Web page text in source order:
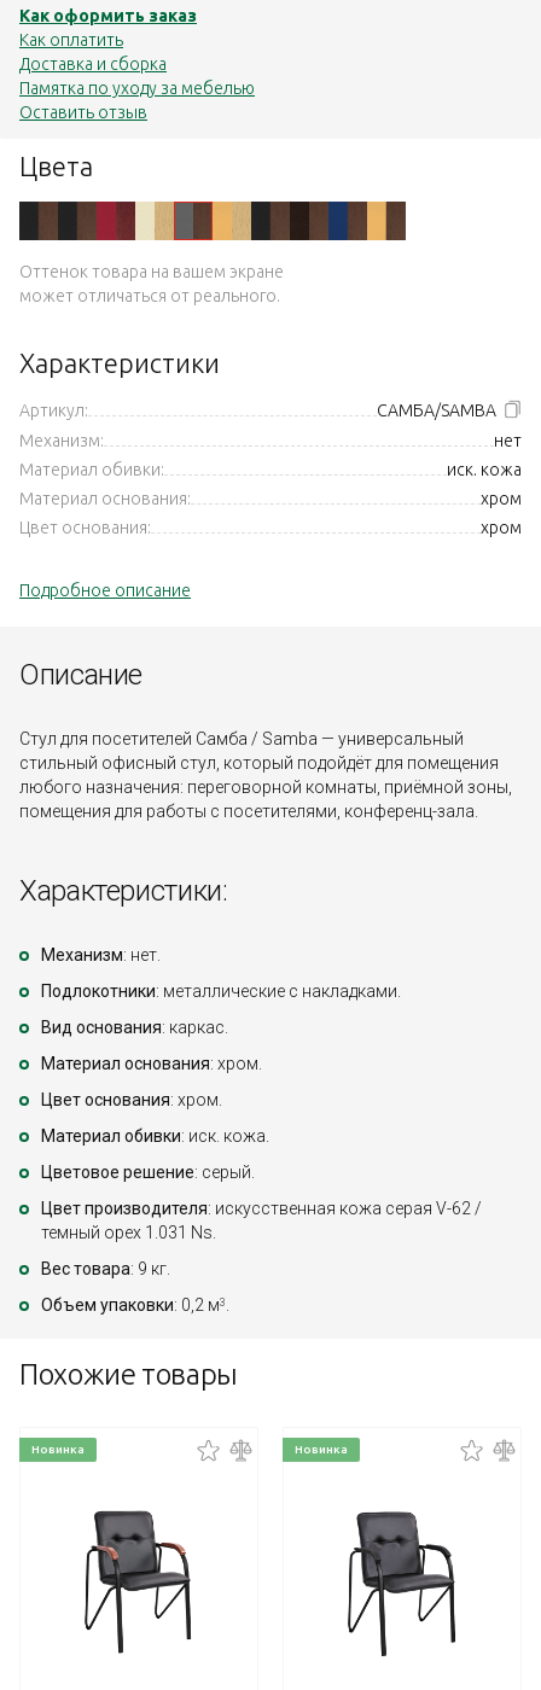
Цвета
Оттенок товара на вашем экране
может отличаться от реального.
Характеристики
Артикул:
САМБА/SAMBA
Механизм:
нет
Материал обивки:
иск. кожа
Материал основания:
хром
Цвет основания:
хром
Подробное описание
Как оформить заказ
Как оплатить
Доставка и сборка
Памятка по уходу за мебелью
Оставить отзыв
Описание
Стул для посетителей Самба / Samba — универсальный
стильный офисный стул, который подойдёт для помещения
любого назначения: переговорной комнаты, приёмной зоны,
помещения для работы с посетителями, конференц-зала.
Характеристики:
Механизм: нет.
Подлокотники: металлические с накладками.
Вид основания: каркас.
Материал основания: хром.
Цвет основания: хром.
Материал обивки: иск. кожа.
Цветовое решение: серый.
Цвет производителя: искусственная кожа серая V-62 /
темный орех 1.031 Ns.
Вес товара: 9 кг.
Объем упаковки: 0,2 м3
Похожие товары
Новинка Новинка